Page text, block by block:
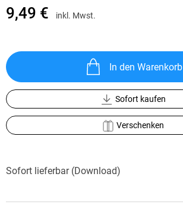
9,49 € inkl. Mwst.
In den Warenkorb
Sofort kaufen
Verschenken
Sofort lieferbar (Download)